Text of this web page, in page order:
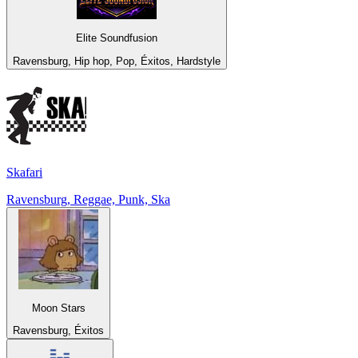
Elite Soundfusion
Ravensburg, Hip hop, Pop, Éxitos, Hardstyle
Skafari
Ravensburg, Reggae, Punk, Ska
Moon Stars
Ravensburg, Éxitos